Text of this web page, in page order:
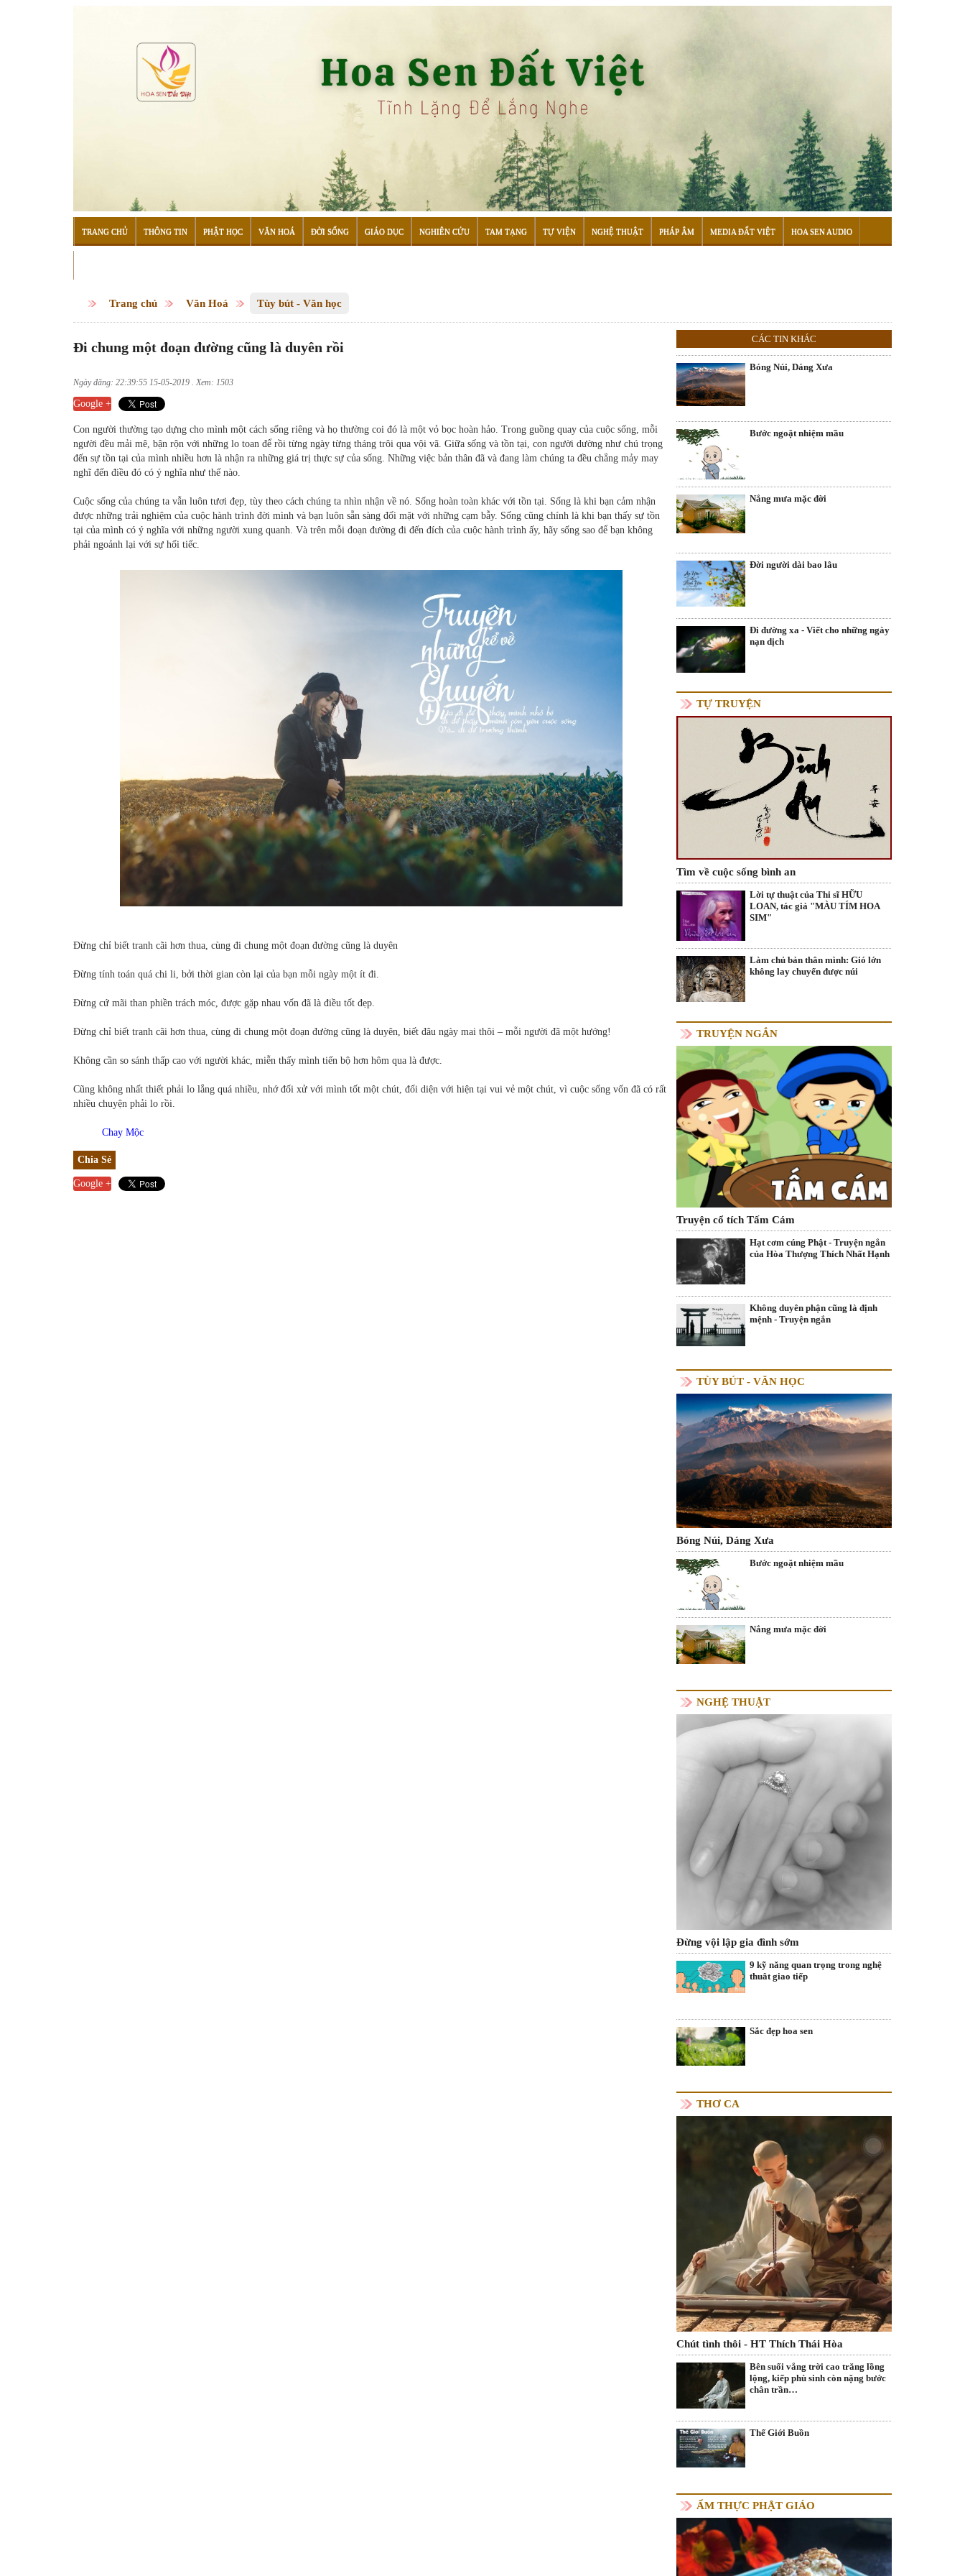
TRANG CHỦ THÔNG TIN PHẬT HỌC VĂN HOÁ ĐỜI SỐNG GIÁO DỤC NGHIÊN CỨU TAM TẠNG TỰ VIỆN NGHỆ THUẬT PHÁP ÂM MEDIA ĐẤT VIỆT HOA SEN AUDIO
Trang chủ Văn Hoá Tùy bút - Văn học
Đi chung một đoạn đường cũng là duyên rồi
Ngày đăng: 22:39:55 15-05-2019 . Xem: 1503
Google +
Con người thường tạo dựng cho mình một cách sống riêng và họ thường coi đó là một vỏ bọc hoàn hảo. Trong guồng quay của cuộc sống, mỗi
người đều mải mê, bận rộn với những lo toan để rồi từng ngày từng tháng trôi qua vội vã. Giữa sống và tồn tại, con người dường như chú trọng
đến sự tồn tại của mình nhiều hơn là nhận ra những giá trị thực sự của sống. Những việc bản thân đã và đang làm chúng ta đều chẳng mảy may
nghĩ đến điều đó có ý nghĩa như thế nào.
Cuộc sống của chúng ta vẫn luôn tươi đẹp, tùy theo cách chúng ta nhìn nhận về nó. Sống hoàn toàn khác với tồn tại. Sống là khi bạn cảm nhận
được những trải nghiệm của cuộc hành trình đời mình và bạn luôn sẵn sàng đối mặt với những cạm bẫy. Sống cũng chính là khi bạn thấy sự tồn
tại của mình có ý nghĩa với những người xung quanh. Và trên mỗi đoạn đường đi đến đích của cuộc hành trình ấy, hãy sống sao để bạn không
phải ngoảnh lại với sự hối tiếc.
Đừng chỉ biết tranh cãi hơn thua, cùng đi chung một đoạn đường cũng là duyên
Đừng tính toán quá chi li, bởi thời gian còn lại của bạn mỗi ngày một ít đi.
Đừng cứ mãi than phiền trách móc, được gặp nhau vốn đã là điều tốt đẹp.
Đừng chỉ biết tranh cãi hơn thua, cùng đi chung một đoạn đường cũng là duyên, biết đâu ngày mai thôi – mỗi người đã một hướng!
Không cần so sánh thấp cao với người khác, miễn thấy mình tiến bộ hơn hôm qua là được.
Cũng không nhất thiết phải lo lắng quá nhiều, nhớ đối xử với mình tốt một chút, đối diện với hiện tại vui vẻ một chút, vì cuộc sống vốn đã có rất
nhiều chuyện phải lo rồi.
Chay Mộc
Chia Sẻ
Google +
CÁC TIN KHÁC
Bóng Núi, Dáng Xưa
Bước ngoặt nhiệm mầu
Nắng mưa mặc đời
Đời người dài bao lâu
Đi đường xa - Viết cho những ngày
nạn dịch
TỰ TRUYỆN
Tìm về cuộc sống bình an
Lời tự thuật của Thi sĩ HỮU
LOAN, tác giả "MÀU TÍM HOA
SIM"
Làm chủ bản thân mình: Gió lớn
không lay chuyển được núi
TRUYỆN NGẮN
Truyện cổ tích Tấm Cám
Hạt cơm cúng Phật - Truyện ngắn
của Hòa Thượng Thích Nhất Hạnh
Không duyên phận cũng là định
mệnh - Truyện ngắn
TÙY BÚT - VĂN HỌC
Bóng Núi, Dáng Xưa
Bước ngoặt nhiệm mầu
Nắng mưa mặc đời
NGHỆ THUẬT
Đừng vội lập gia đình sớm
9 kỹ năng quan trọng trong nghệ
thuât giao tiếp
Sắc đẹp hoa sen
THƠ CA
Chút tình thôi - HT Thích Thái Hòa
Bên suối vắng trời cao trăng lồng
lộng, kiếp phù sinh còn nặng bước
chân trần…
Thế Giới Buồn
ẨM THỰC PHẬT GIÁO